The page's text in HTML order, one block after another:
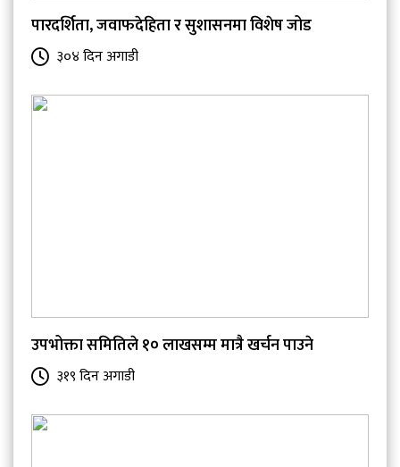
पारदर्शिता, जवाफदेहिता र सुशासनमा विशेष जोड
३०४ दिन अगाडी
उपभोक्ता समितिले १० लाखसम्म मात्रै खर्चन पाउने
३१९ दिन अगाडी